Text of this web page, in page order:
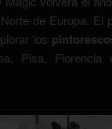
de Europa. El
los
Pisa,